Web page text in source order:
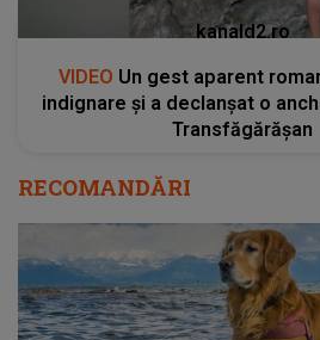
kanald2.ro
VIDEO Un gest aparent
indignare și a declanșat o
Transfăgărășan
RECOMANDĂRI